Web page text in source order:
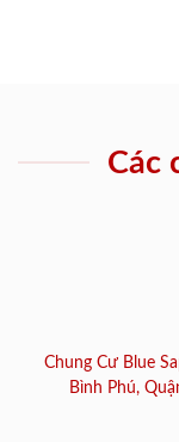
Các
Chung Cư Blue
Bình Phú,